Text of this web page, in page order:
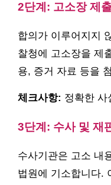
2단계: 고소장 제
합의가 이루어지지
찰청에 고소장을 제
용, 증거 자료 등을
체크사항: 정확한 사
3단계: 수사 및 재
수사기관은 고소 내
법원에 기소합니다.